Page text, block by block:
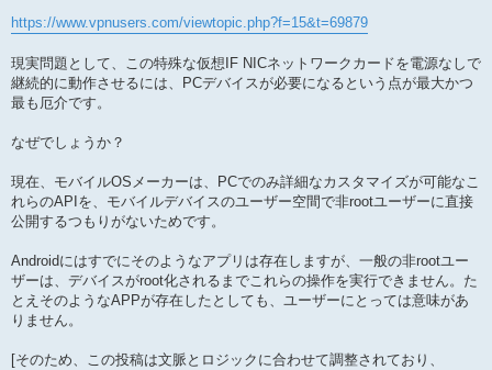
https://www.vpnusers.com/viewtopic.php?f=15&t=69879
現実問題として、この特殊な仮想IF NICネットワークカードを電源なしで
継続的に動作させるには、PCデバイスが必要になるという点が最大かつ
最も厄介です。
なぜでしょうか？
現在、モバイルOSメーカーは、PCでのみ詳細なカスタマイズが可能なこ
れらのAPIを、モバイルデバイスのユーザー空間で非rootユーザーに直接
公開するつもりがないためです。
Androidにはすでにそのようなアプリは存在しますが、一般の非rootユー
ザーは、デバイスがroot化されるまでこれらの操作を実行できません。た
とえそのようなAPPが存在したとしても、ユーザーにとっては意味があ
りません。
[そのため、この投稿は文脈とロジックに合わせて調整されており、